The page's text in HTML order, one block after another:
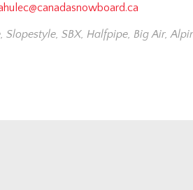
Slopestyle SBX, Halfpipe Big Air,